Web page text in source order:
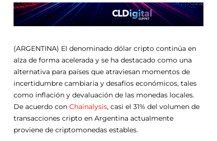
(ARGENTINA) El denominado dólar cripto continúa en
alza de forma acelerada y se ha destacado como una
alternativa para países que atraviesan momentos de
incertidumbre cambiaria y desafíos económicos, tales
como inflación y devaluación de las monedas locales.
De acuerdo con Chainalysis, casi el 31% del volumen de
transacciones cripto en Argentina actualmente
proviene de criptomonedas estables.